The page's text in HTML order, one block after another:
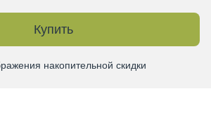
Купить
накопительной скидки